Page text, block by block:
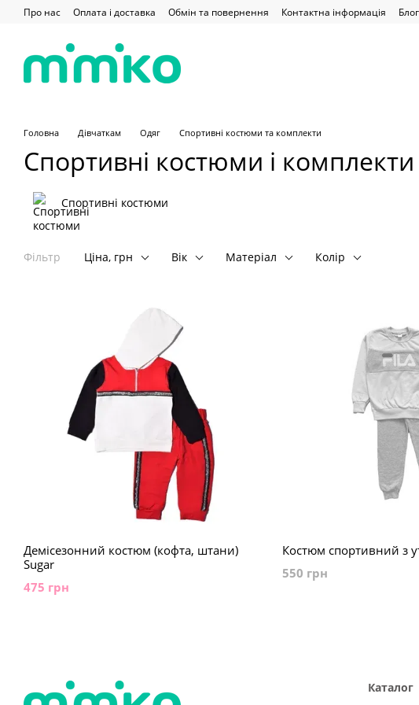
Перейти до основного контенту
Про нас Оплата і доставка Обмін та повернення Контактна інформація Блог
Головна Дівчаткам Одяг Спортивні костюми та комплекти
Спортивні костюми і комплекти
Спортивні костюми
Фільтр Ціна, грн Вік Матеріал Колір
Демісезонний костюм (кофта, штани)
Sugar
475 грн
Костюм спортивний з
550 грн
Каталог